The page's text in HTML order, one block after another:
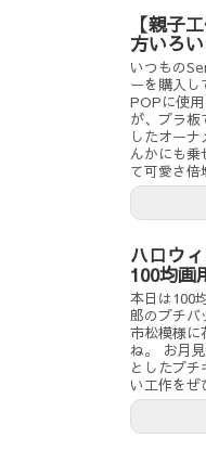
【親子
方いろ
いつもの
ーを購入し
POPに使
が、プラ板
したオー
んかにも乗
て可愛さ倍
ハロウ
100均画
本日は100
郎のプチバ
市松模様に
ね。 お月
としたプ
い工作をぜ